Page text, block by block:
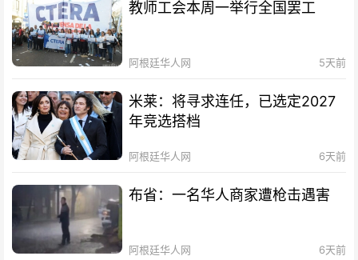
教师工会本周一举行全国罢工
阿根廷华人网 5天前
米莱：将寻求连任，已选定2027
年竞选搭档
阿根廷华人网 6天前
布省：一名华人商家遭枪击遇害
阿根廷华人网 6天前